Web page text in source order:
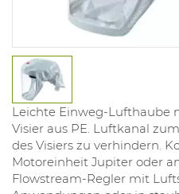
Leichte Einweg-Lufthaube
Visier aus PE. Luftkanal
des Visiers zu verhindern.
Motoreinheit Jupiter oder
Flowstream-Regler mit